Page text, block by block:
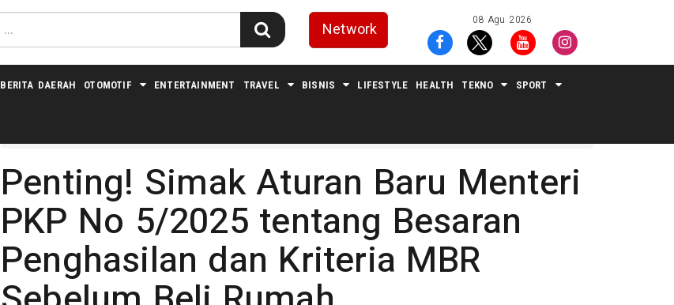
Network 08 Agu 2026
BERITA DAERAH OTOMOTIF ENTERTAINMENT TRAVEL BISNIS LIFESTYLE HEALTH TEKNO SPORT
Penting! Simak Aturan Baru Menteri
PKP No 5/2025 tentang Besaran
Penghasilan dan Kriteria MBR